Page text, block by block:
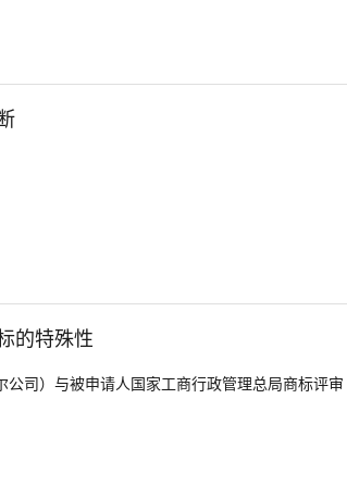
的特殊性
司）与被申请人国家工商行政管理总局商标评审